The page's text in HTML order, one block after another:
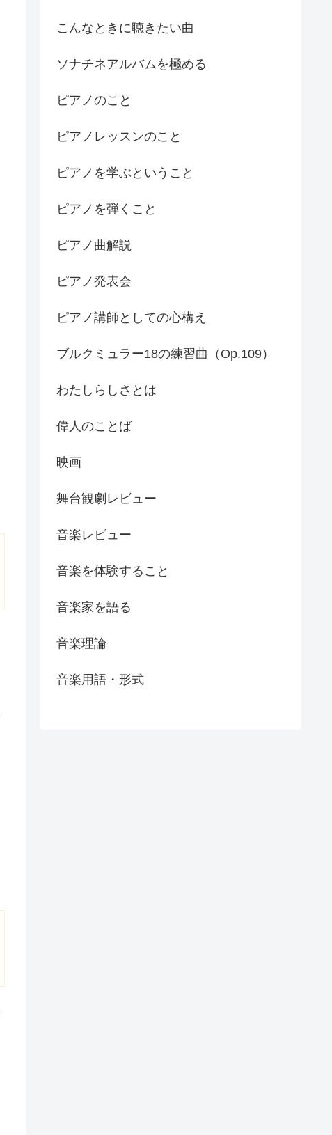
こんなときに聴きたい曲
ソナチネアルバムを極める
ピアノのこと
ピアノレッスンのこと
ピアノを学ぶということ
ピアノを弾くこと
ピアノ曲解説
ピアノ発表会
ピアノ講師としての心構え
ブルクミュラー18の練習曲（Op.109）
わたしらしさとは
偉人のことば
映画
舞台観劇レビュー
音楽レビュー
音楽を体験すること
音楽家を語る
音楽理論
音楽用語・形式